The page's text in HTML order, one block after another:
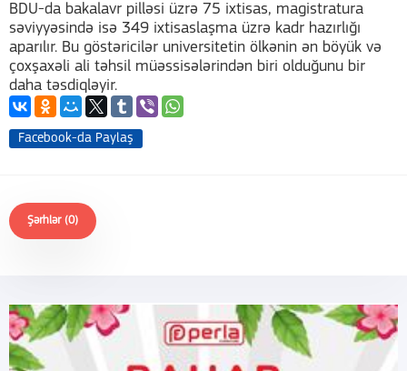
BDU-da bakalavr pilləsi üzrə 75 ixtisas, magistratura
səviyyəsində isə 349 ixtisaslaşma üzrə kadr hazırlığı
aparılır. Bu göstəricilər universitetin ölkənin ən böyük və
çoxşaxəli ali təhsil müəssisələrindən biri olduğunu bir
daha təsdiqləyir.
Facebook-da Paylaş
Şərhlər (0)